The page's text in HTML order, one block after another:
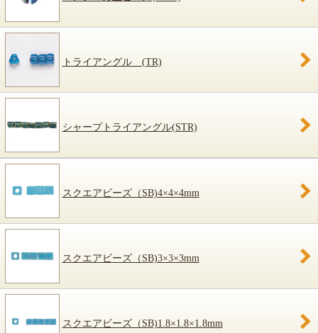
トライアングル (TR)
シャープトライアングル(STR)
スクエアビーズ（SB)4×4×4mm
スクエアビーズ（SB)3×3×3mm
スクエアビーズ（SB)1.8×1.8×1.8mm